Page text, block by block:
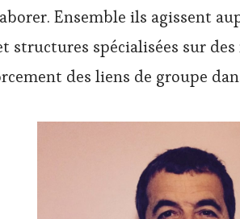
Ensemble ils agissent
structures spécialisées sur
des liens de groupe